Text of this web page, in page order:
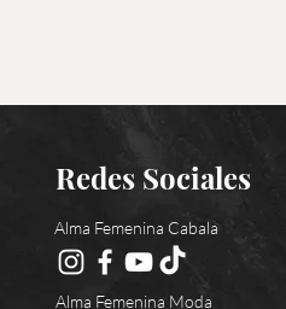
Redes Sociales
Alma Femenina Cabala
Alma Femenina Moda